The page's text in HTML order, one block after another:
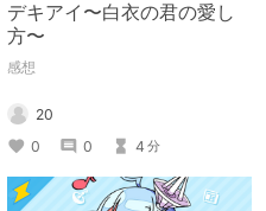
デキアイ〜白衣の君の愛し
方〜
感想
20
0
0 4 分